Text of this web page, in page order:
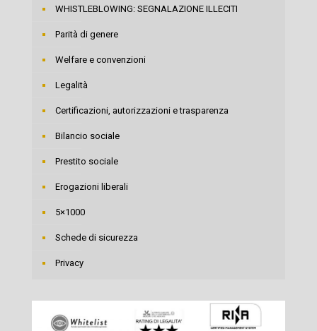
WHISTLEBLOWING: SEGNALAZIONE ILLECITI
Parità di genere
Welfare e convenzioni
Legalità
Certificazioni, autorizzazioni e trasparenza
Bilancio sociale
Prestito sociale
Erogazioni liberali
5×1000
Schede di sicurezza
Privacy